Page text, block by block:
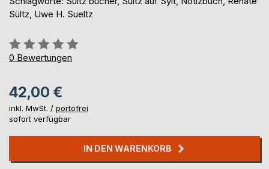
Sültz, Uwe H. Sueltz
Bewertung::
0%
0 Bewertungen
42,00 €
inkl. MwSt. / portofrei
sofort verfügbar
IN DEN WARENKORB